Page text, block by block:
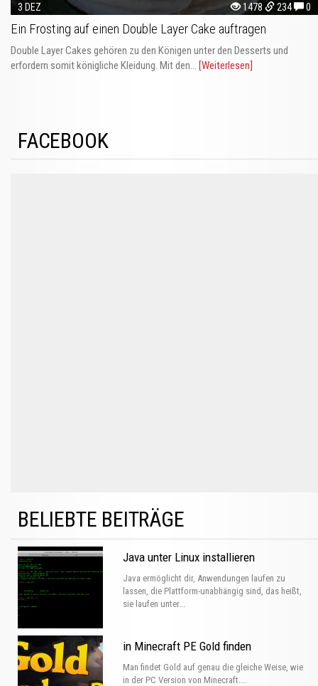
3 DEZ 1478 234 0
Ein Frosting auf einen Double Layer Cake auftragen
Double Layer Cakes gehören zu den Königen unter den Desserts und
erfordern somit königliche Kleidung. Mit den... [Weiterlesen]
FACEBOOK
BELIEBTE BEITRÄGE
Java unter Linux installieren
Java ermöglicht dir, Anwendungen laufen zu
lassen, die Plattform-unabhängig sind, das heißt,
sie laufen unter...
in Minecraft PE Gold finden
Man findet Gold auf genau die gleiche Weise, wie
in der PC Version von Minecraft....